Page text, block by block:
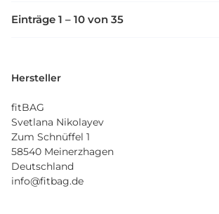
Einträge 1 – 10 von 35
Hersteller
fitBAG
Svetlana Nikolayev
Zum Schnüffel 1
58540 Meinerzhagen
Deutschland
info@fitbag.de